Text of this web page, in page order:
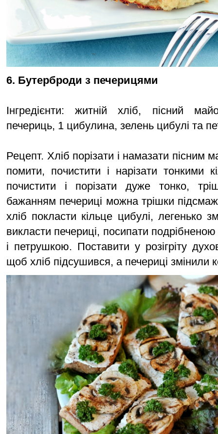
6. Бутерброди з печерицями
Інгредієнти: житній хліб, пісний
печериць, 1 цибулина, зелень цибулі та
Рецепт. Хліб порізати і намазати
помити, почистити і нарізати тонкими
почистити і порізати дуже тонко,
бажанням печериці можна трішки
хліб покласти кільце цибулі, легенько
викласти печериці, посипати
і петрушкою. Поставити у розігріту
щоб хліб підсушився, а печериці змінили